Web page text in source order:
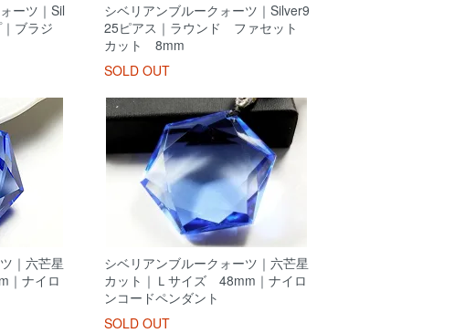
ーツ｜Sil
ブラジ
シベリアンブルークォーツ｜Silver9
25ピアス｜ラウンド ファセット
カット 8mm
SOLD OUT
｜六芒星
｜ナイロ
シベリアンブルークォーツ｜六芒星
カット｜Ｌサイズ 48mm｜ナイロ
ンコードペンダント
SOLD OUT